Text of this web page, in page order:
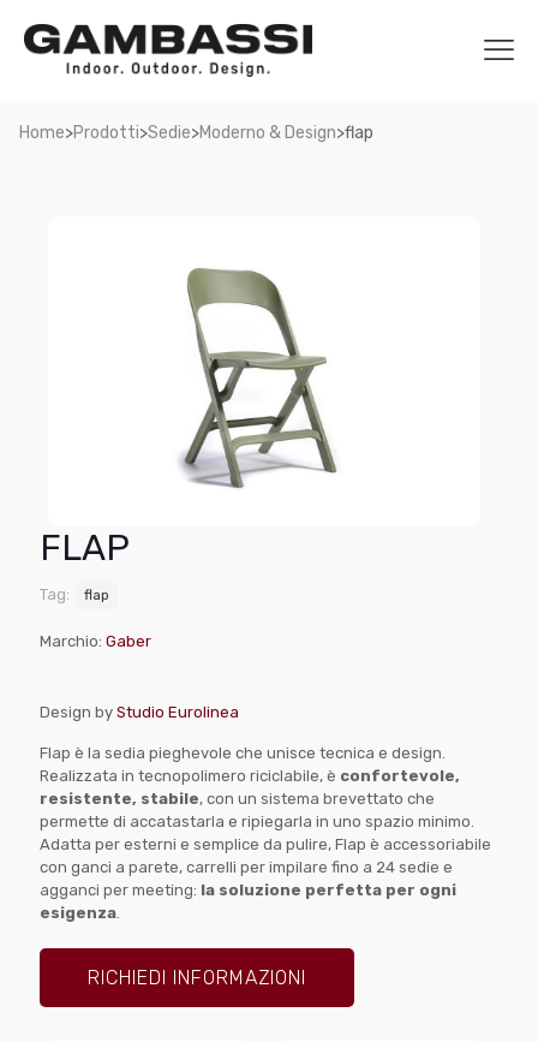
Home>Prodotti>Sedie>Moderno & Design>flap
FLAP
Tag: flap
Marchio: Gaber
Design by Studio Eurolinea
Flap è la sedia pieghevole che unisce tecnica e design.
Realizzata in tecnopolimero riciclabile, è confortevole,
resistente, stabile, con un sistema brevettato che
permette di accatastarla e ripiegarla in uno spazio minimo.
Adatta per esterni e semplice da pulire, Flap è accessoriabile
con ganci a parete, carrelli per impilare fino a 24 sedie e
agganci per meeting: la soluzione perfetta per ogni
esigenza.
RICHIEDI INFORMAZIONI